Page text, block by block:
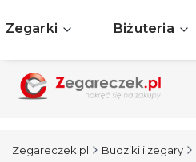
Zegarki Biżuteria
Zegareczek.pl Budziki i zegary